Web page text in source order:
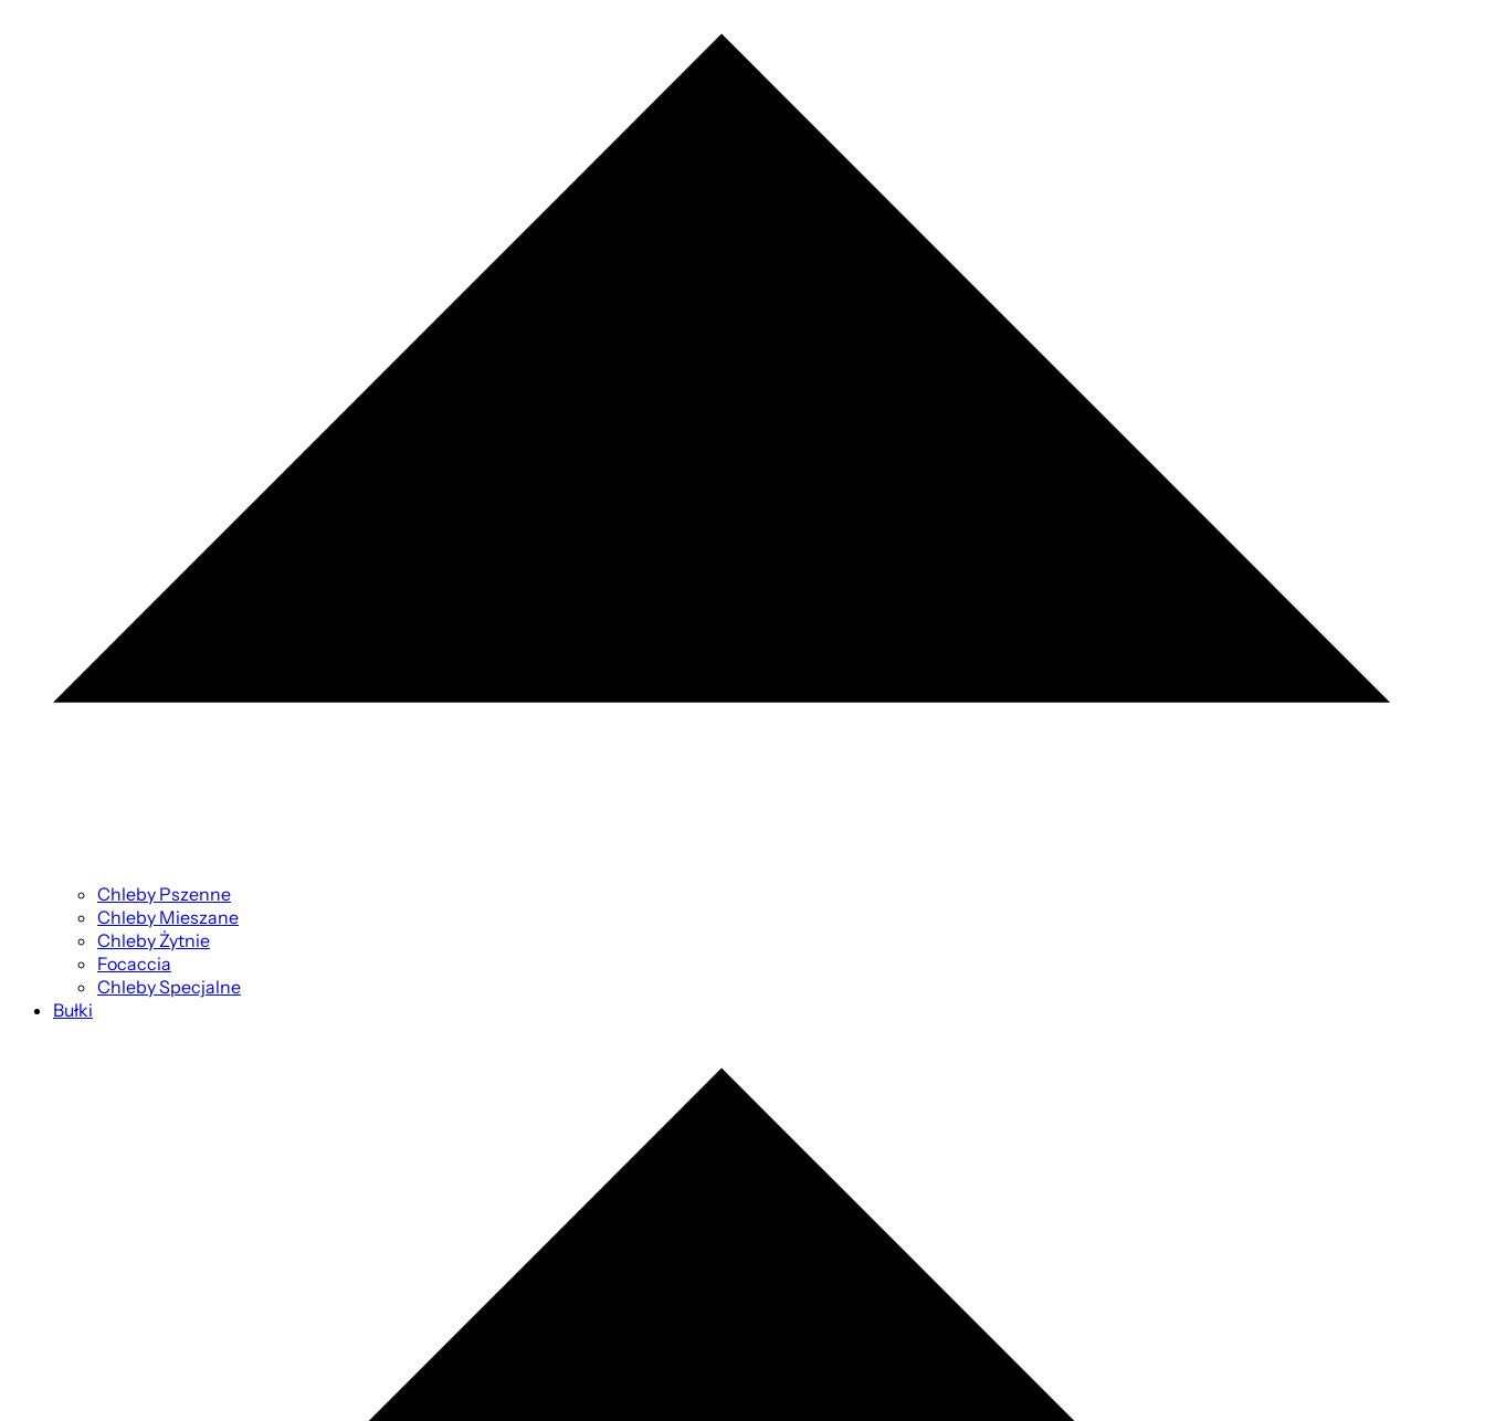
Chleby Pszenne
Chleby Mieszane
Chleby Żytnie
Focaccia
Chleby Specjalne
Bułki